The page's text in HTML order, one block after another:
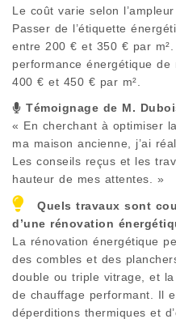
Le coût varie selon
Passer de l’étiquette
entre 200 € et 350 € par
performance énergétique de
400 € et 450 € par m².
Témoignage de M.
« En cherchant à optimiser
ma maison ancienne, j’ai
Les conseils reçus et les
hauteur de mes attentes. »
Quels travaux sont
d’une rénovation
La rénovation énergétique
des combles et des
double ou triple vitrage, et
de chauffage performant. Il
déperditions thermiques et